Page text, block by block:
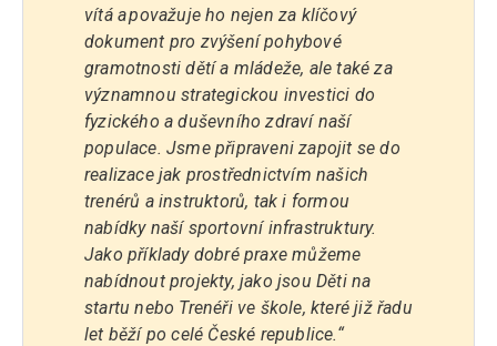
vítá a považuje ho nejen za klíčový
dokument pro zvýšení pohybové
gramotnosti dětí a mládeže, ale také za
významnou strategickou investici do
fyzického a duševního zdraví naší
populace. Jsme připraveni zapojit se do
realizace jak prostřednictvím našich
trenérů a instruktorů, tak i formou
nabídky naší sportovní infrastruktury.
Jako příklady dobré praxe můžeme
nabídnout projekty, jako jsou Děti na
startu nebo Trenéři ve škole, které již řadu
let běží po celé České republice.“